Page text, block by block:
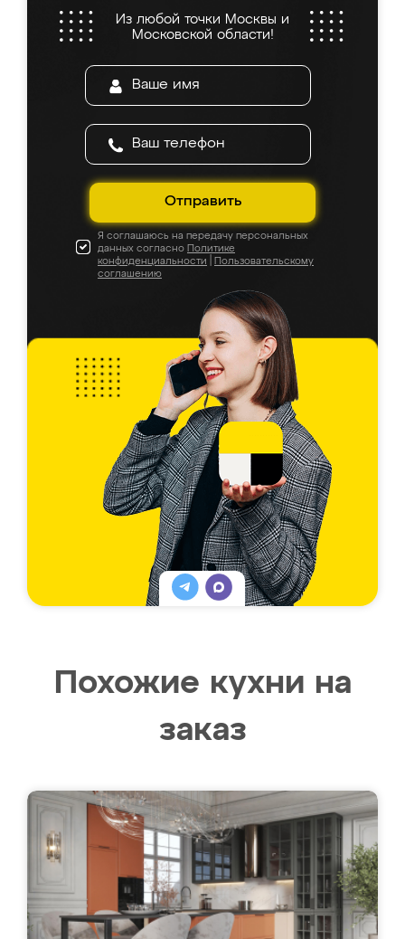
Из любой точки Москвы и
Московской области!
Отправить
Я соглашаюсь на передачу персональных
данных согласно Политике
конфиденциальности
Пользовательскому
соглашению
Похожие кухни на
заказ